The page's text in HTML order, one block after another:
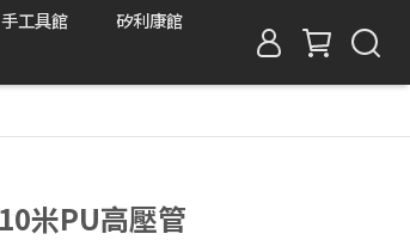
手工具館
矽利康館
米PU高壓管